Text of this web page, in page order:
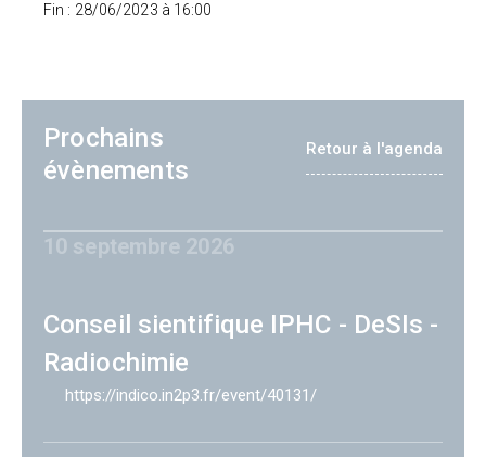
Fin : 28/06/2023 à 16:00
Prochains
évènements
Retour à l'agenda
10 septembre 2026
Conseil sientifique IPHC - DeSIs -
Radiochimie
https://indico.in2p3.fr/event/40131/